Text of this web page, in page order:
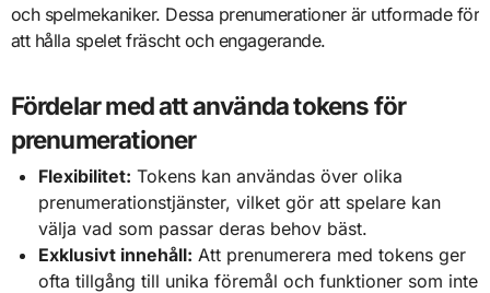
och spelmekaniker. Dessa prenumerationer är utformade för
att hålla spelet fräscht och engagerande.
Fördelar med att använda tokens för
prenumerationer
Flexibilitet: Tokens kan användas över olika
prenumerationstjänster, vilket gör att spelare kan
välja vad som passar deras behov bäst.
Exklusivt innehåll: Att prenumerera med tokens ger
ofta tillgång till unika föremål och funktioner som inte